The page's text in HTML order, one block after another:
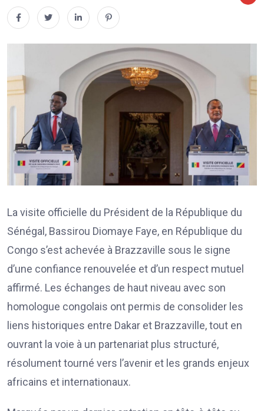
La visite officielle du Président de la République du
Sénégal, Bassirou Diomaye Faye, en République du
Congo s’est achevée à Brazzaville sous le signe
d’une confiance renouvelée et d’un respect mutuel
affirmé. Les échanges de haut niveau avec son
homologue congolais ont permis de consolider les
liens historiques entre Dakar et Brazzaville, tout en
ouvrant la voie à un partenariat plus structuré,
résolument tourné vers l’avenir et les grands enjeux
africains et internationaux.